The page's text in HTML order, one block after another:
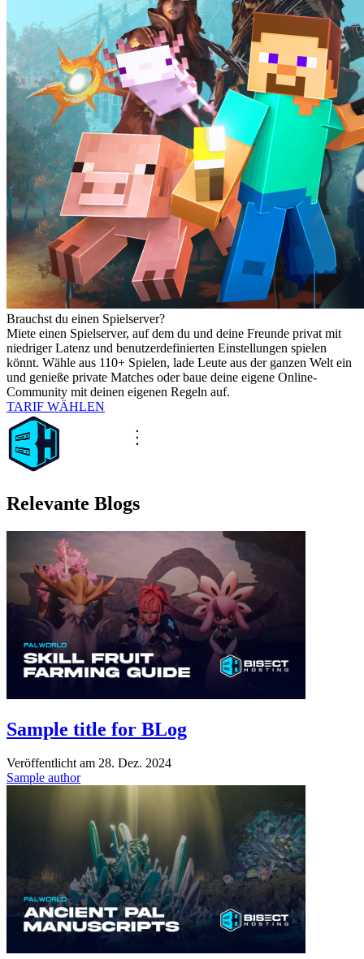
Brauchst du einen Spielserver?
Miete einen Spielserver, auf dem du und deine Freunde privat mit
niedriger Latenz und benutzerdefinierten Einstellungen spielen
könnt. Wähle aus 110+ Spielen, lade Leute aus der ganzen Welt ein
und genieße private Matches oder baue deine eigene Online-
Community mit deinen eigenen Regeln auf.
TARIF WÄHLEN
Relevante Blogs
Sample title for BLog
Veröffentlicht am 28. Dez. 2024
Sample author